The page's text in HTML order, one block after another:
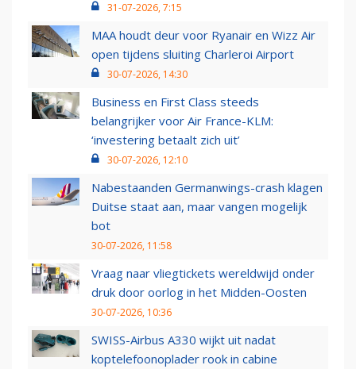
31-07-2026, 7:15
MAA houdt deur voor Ryanair en Wizz Air
open tijdens sluiting Charleroi Airport
30-07-2026, 14:30
Business en First Class steeds
belangrijker voor Air France-KLM:
‘investering betaalt zich uit’
30-07-2026, 12:10
Nabestaanden Germanwings-crash klagen
Duitse staat aan, maar vangen mogelijk
bot
30-07-2026, 11:58
Vraag naar vliegtickets wereldwijd onder
druk door oorlog in het Midden-Oosten
30-07-2026, 10:36
SWISS-Airbus A330 wijkt uit nadat
koptelefoonoplader rook in cabine